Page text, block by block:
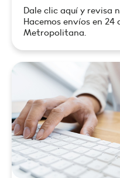
Dale clic aquí y revisa
Hacemos envíos en
Metropolitana.